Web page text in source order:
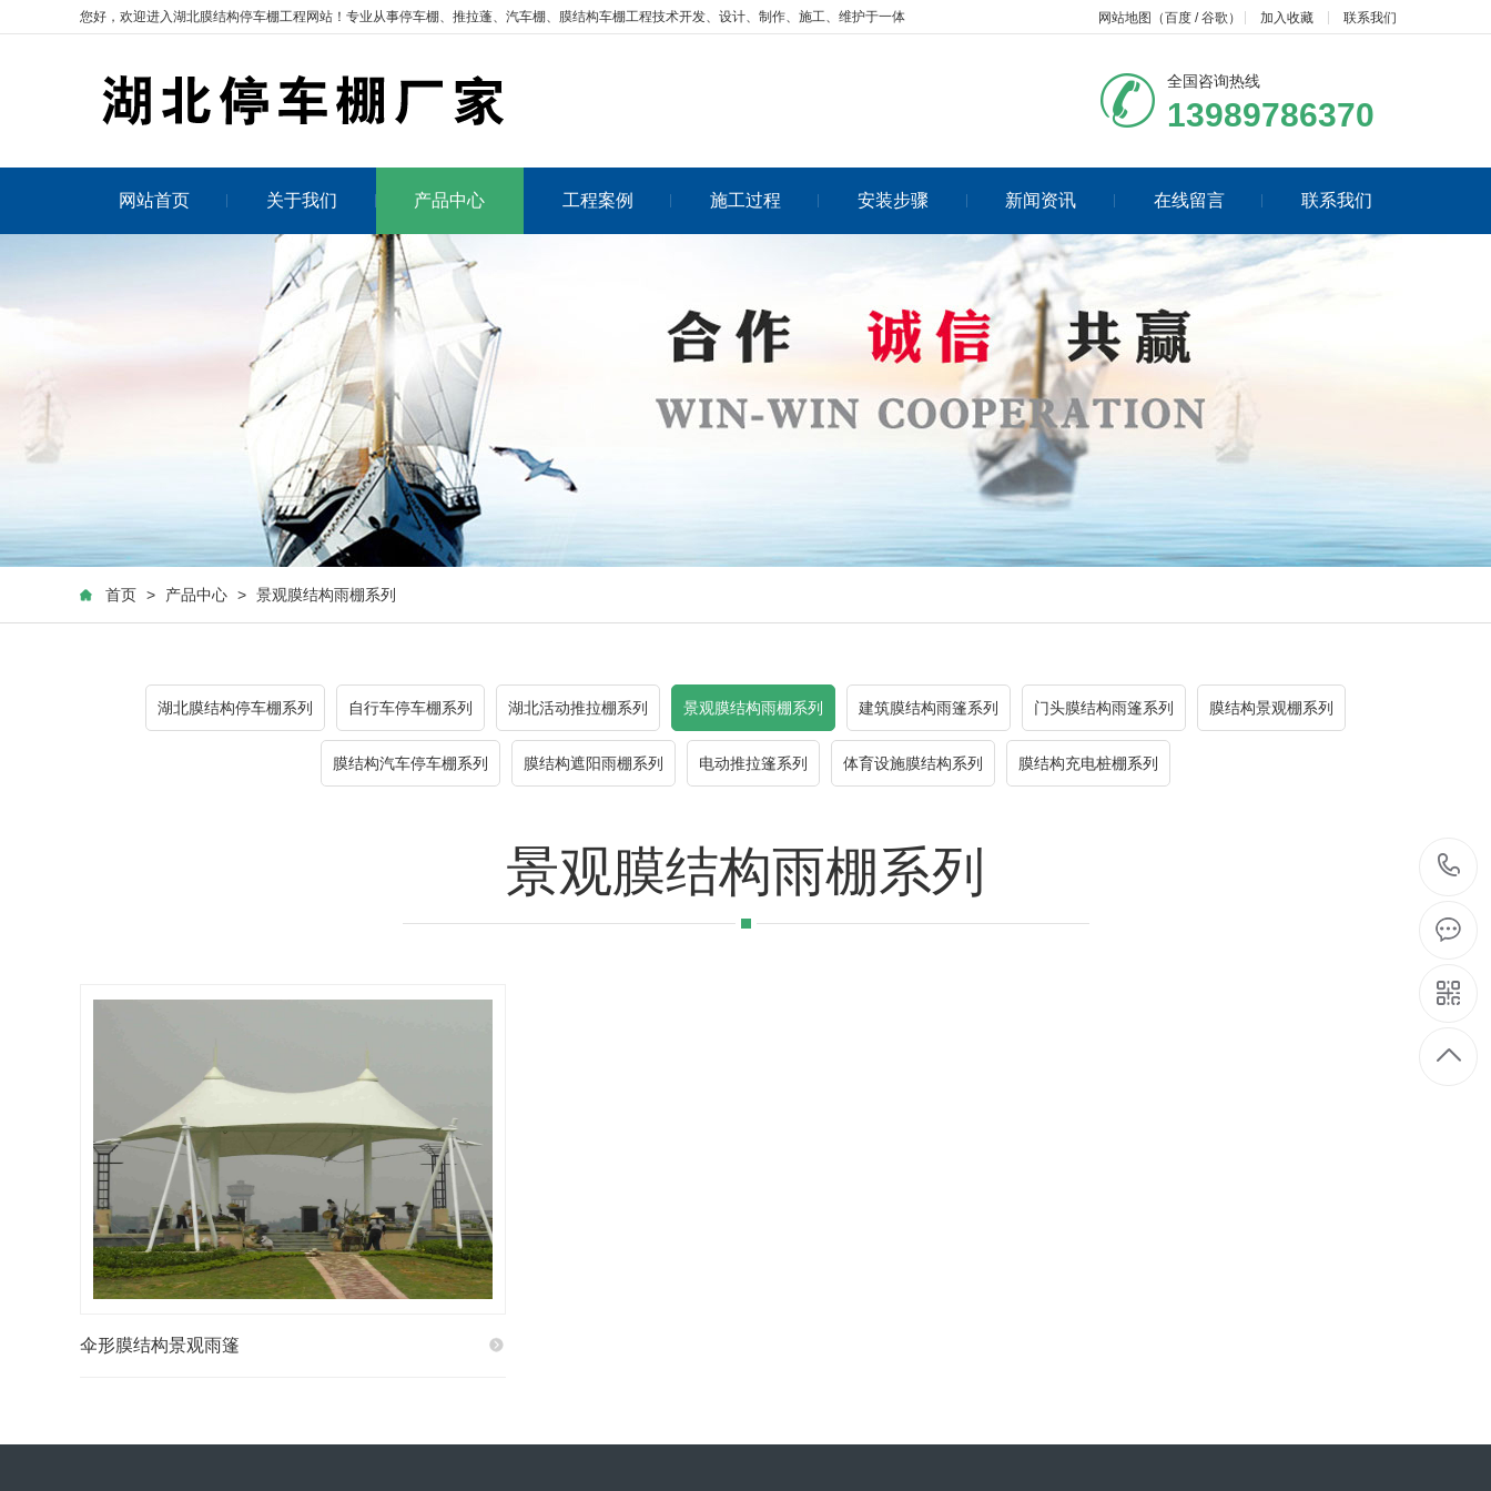
您好，欢迎进入湖北膜结构停车棚工程网站！专业从事停车棚、推拉蓬、汽车棚、膜结构车棚工程技术开发、设计、制作、施工、维护于一体 网站地图 （百度 /谷歌 ） 加入收藏 联系我们
全国咨询热线
13989786370
网站首页 关于我们 产品中心 工程案例 施工过程 安装步骤 新闻资讯 在线留言 联系我们
首页 > 产品中心 > 景观膜结构雨棚系列
湖北膜结构停车棚系列 自行车停车棚系列 湖北活动推拉棚系列 景观膜结构雨棚系列 建筑膜结构雨篷系列 门头膜结构雨篷系列 膜结构景观棚系列
膜结构汽车停车棚系列 膜结构遮阳雨棚系列 电动推拉篷系列 体育设施膜结构系列 膜结构充电桩棚系列
景观膜结构雨棚系列
伞形膜结构景观雨篷